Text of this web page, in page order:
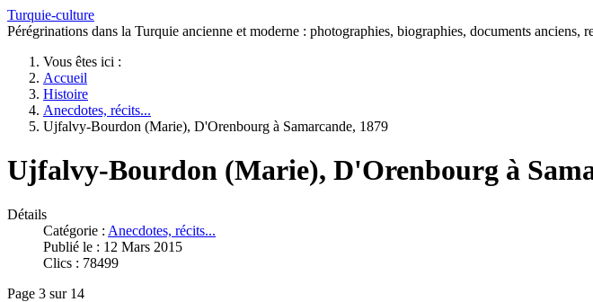
Turquie-culture
Pérégrinations dans la Turquie ancienne et moderne : photographies, biographies, documents anciens,
Vous êtes ici :
Accueil
Histoire
Anecdotes, récits...
Ujfalvy-Bourdon (Marie), D'Orenbourg à Samarcande, 1879
Ujfalvy-Bourdon (Marie), D'Orenbourg à
Détails
Catégorie : Anecdotes, récits...
Publié le : 12 Mars 2015
Clics : 78499
Page 3 sur 14